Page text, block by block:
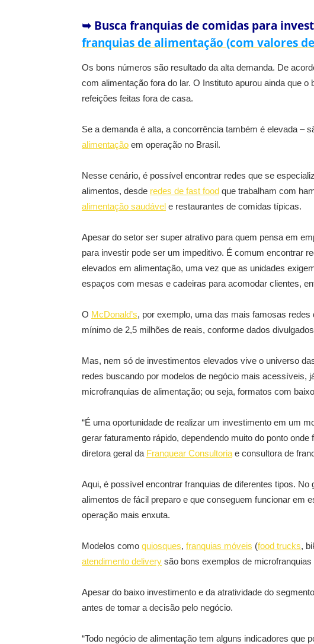
➥ Busca franquias de comidas para
franquias de alimentação (com valores
Os bons números são resultado da alta demanda. De
com alimentação fora do lar. O Instituto apurou ainda que
refeições feitas fora de casa.
Se a demanda é alta, a concorrência também é elevada –
alimentação em operação no Brasil.
Nesse cenário, é possível encontrar redes que se
alimentos, desde redes de fast food que trabalham com
alimentação saudável e restaurantes de comidas típicas.
Apesar do setor ser super atrativo para quem pensa em
para investir pode ser um impeditivo. É comum encontrar
elevados em alimentação, uma vez que as unidades
espaços com mesas e cadeiras para acomodar clientes,
O McDonald’s, por exemplo, uma das mais famosas
mínimo de 2,5 milhões de reais, conforme dados
Mas, nem só de investimentos elevados vive o universo
redes buscando por modelos de negócio mais acessíveis,
microfranquias de alimentação; ou seja, formatos com
“É uma oportunidade de realizar um investimento em um
gerar faturamento rápido, dependendo muito do ponto onde
diretora geral da Franquear Consultoria e consultora de
Aqui, é possível encontrar franquias de diferentes tipos. No
alimentos de fácil preparo e que conseguem funcionar em
operação mais enxuta.
Modelos como quiosques, franquias móveis (food trucks,
atendimento delivery são bons exemplos de microfranquias
Apesar do baixo investimento e da atratividade do
antes de tomar a decisão pelo negócio.
“Todo negócio de alimentação tem alguns indicadores que